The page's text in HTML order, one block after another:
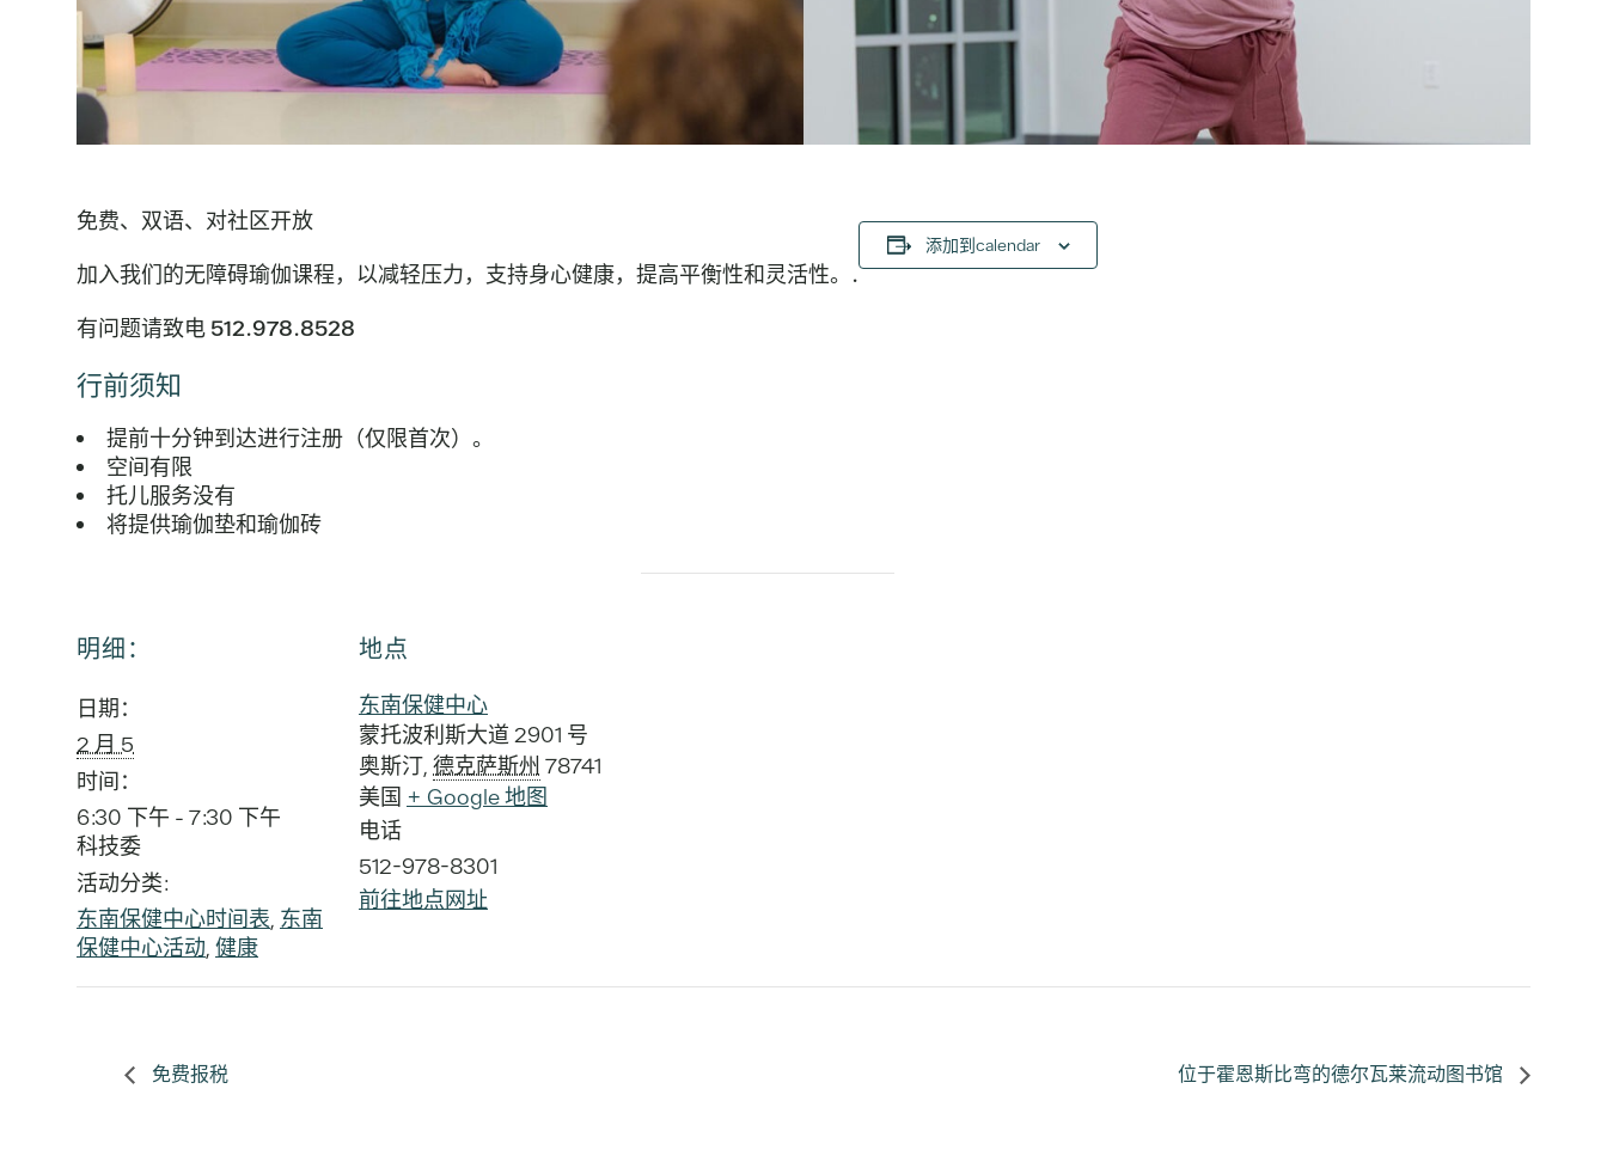
免费、双语、对社区开放
加入我们的无障碍瑜伽课程，以减轻压力，支持身心健康，提高平衡性和灵活性。.
有问题请致电 512.978.8528
行前须知
提前十分钟到达进行注册（仅限首次）。
空间有限
托儿服务没有
将提供瑜伽垫和瑜伽砖
添加到calendar
明细：
日期：
2 月 5
时间：
6:30 下午 - 7:30 下午
科技委
活动分类:
东南保健中心时间表 东南
保健中心活动 健康
地点
东南保健中心
蒙托波利斯大道 2901 号
奥斯汀 德克萨斯州 78741
美国 + Google 地图
电话
512-978-8301
前往地点网址
免费报税 位于霍恩斯比弯的德尔瓦莱流动图书馆